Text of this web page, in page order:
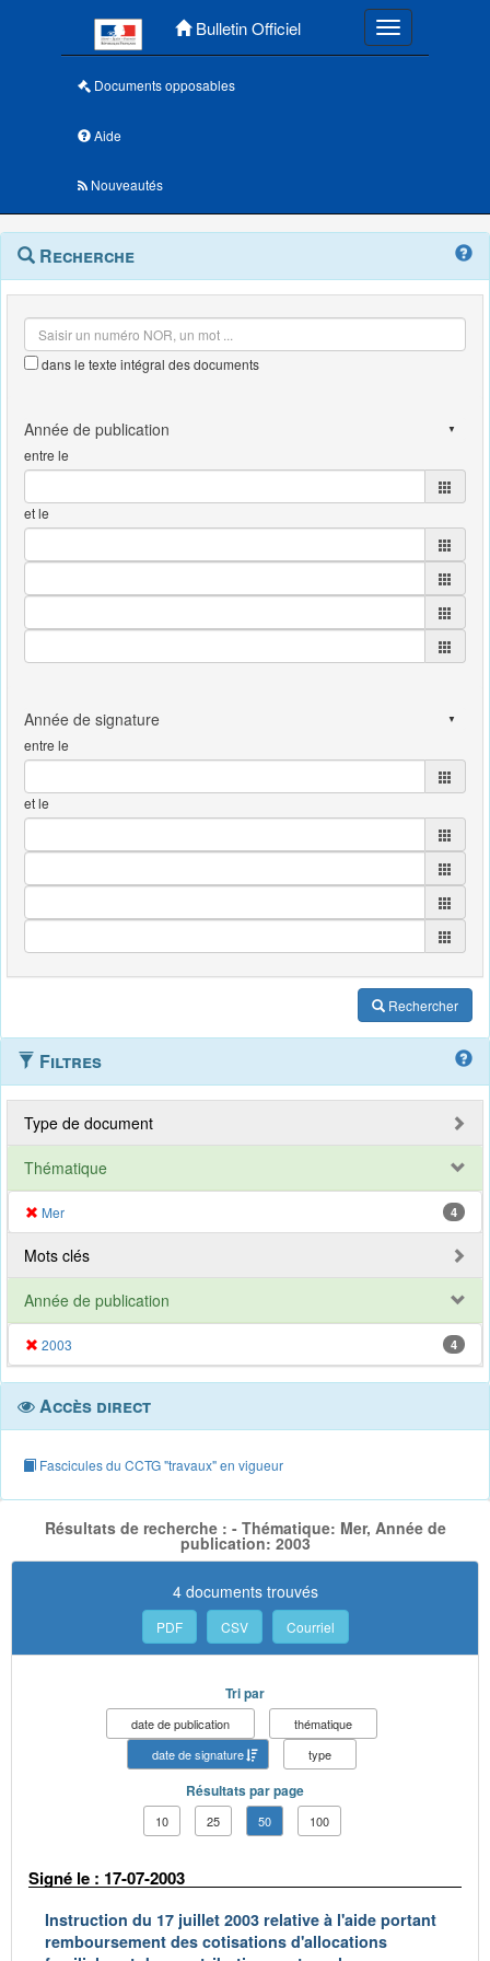
Bulletin Officiel Toggle
Documents opposables
Aide
Nouveautés
Navigation
outils
Menu
contextuel
Recherche
dans le texte intégral des documents
entre le
et le
entre le
et le
Rechercher
Filtres
Type de document
Thématique
Mer 4
Mots clés
Année de publication
2003 4
Accès direct
Fascicules du CCTG "travaux" en vigueur
Résultats de recherche : - Thématique: Mer, Année de
publication: 2003
4 documents trouvés
PDF CSV Courriel
Tri par
date de publication
thématique
date de signature
type
Résultats par page
10 25 50 100
Signé le : 17-07-2003
Instruction du 17 juillet 2003 relative à l'aide portant
remboursement des cotisations d'allocations